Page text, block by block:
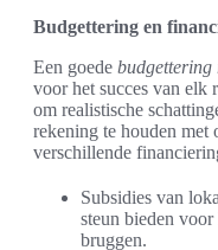
Budgettering en
Een goede budgettering
voor het succes van elk
om realistische
rekening te houden
verschillende
Subsidies van
steun bieden voor
bruggen.